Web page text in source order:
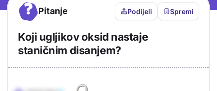
? Pitanje Podijeli Spremi
Koji ugljikov oksid nastaje
staničnim disanjem?
Odgovor
Objašnjenje